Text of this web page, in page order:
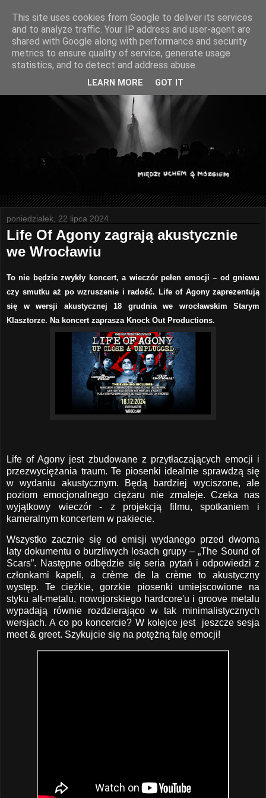
poniedziałek, 22 lipca 2024
Life Of Agony zagrają akustycznie
we Wrocławiu
To nie będzie zwykły koncert, a wieczór pełen emocji – od gniewu
czy smutku aż po wzruszenie i radość. Life of Agony zaprezentują
się w wersji akustycznej 18 grudnia we wrocławskim Starym
Klasztorze. Na koncert zaprasza Knock Out Productions.
Life of Agony jest zbudowane z przytłaczających emocji i
przezwyciężania traum. Te piosenki idealnie sprawdzą się
w wydaniu akustycznym. Będą bardziej wyciszone, ale
poziom emocjonalnego ciężaru nie zmaleje. Czeka nas
wyjątkowy wieczór - z projekcją filmu, spotkaniem i
kameralnym koncertem w pakiecie.
Wszystko zacznie się od emisji wydanego przed dwoma
laty dokumentu o burzliwych losach grupy – „The Sound of
Scars”. Następne odbędzie się seria pytań i odpowiedzi z
członkami kapeli, a crème de la crème to akustyczny
występ. Te ciężkie, gorzkie piosenki umiejscowione na
styku alt-metalu, nowojorskiego hardcore'u i groove metalu
wypadają równie rozdzierająco w tak minimalistycznych
wersjach. A co po koncercie? W kolejce jest jeszcze sesja
meet & greet. Szykujcie się na potężną falę emocji!
This site uses cookies from Google to deliver its services
and to analyze traffic. Your IP address and user-agent are
shared with Google along with performance and security
metrics to ensure quality of service, generate usage
statistics, and to detect and address abuse.
LEARN MORE GOT IT